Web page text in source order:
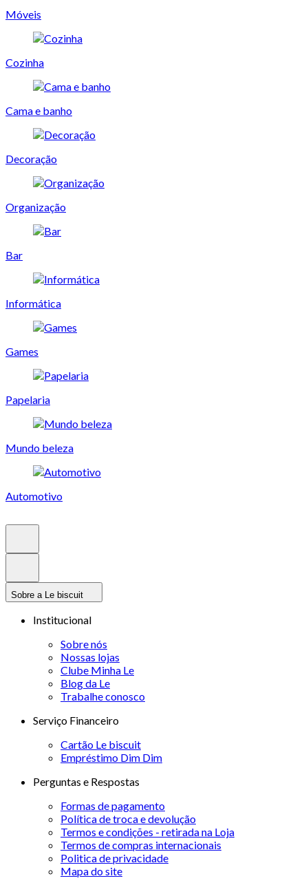
Móveis
Cozinha
Cama e banho
Decoração
Organização
Bar
Informática
Games
Papelaria
Mundo beleza
Automotivo
Sobre a Le biscuit
Institucional
Sobre nós
Nossas lojas
Clube Minha Le
Blog da Le
Trabalhe conosco
Serviço Financeiro
Cartão Le biscuit
Empréstimo Dim Dim
Perguntas e Respostas
Formas de pagamento
Política de troca e devolução
Termos e condições - retirada na Loja
Termos de compras internacionais
Politica de privacidade
Mapa do site